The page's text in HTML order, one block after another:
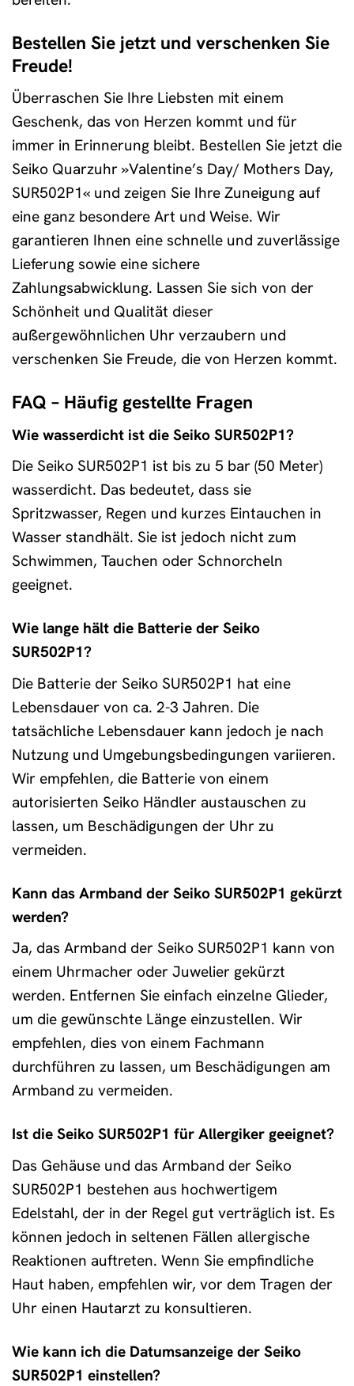
Bestellen Sie jetzt und verschenken Sie
Freude!
Überraschen Sie Ihre Liebsten mit einem
Geschenk, das von Herzen kommt und für
immer in Erinnerung bleibt. Bestellen Sie jetzt die
Seiko Quarzuhr »Valentine’s Day/ Mothers Day,
SUR502P1« und zeigen Sie Ihre Zuneigung auf
eine ganz besondere Art und Weise. Wir
garantieren Ihnen eine schnelle und zuverlässige
Lieferung sowie eine sichere
Zahlungsabwicklung. Lassen Sie sich von der
Schönheit und Qualität dieser
außergewöhnlichen Uhr verzaubern und
verschenken Sie Freude, die von Herzen kommt.
FAQ – Häufig gestellte Fragen
Wie wasserdicht ist die Seiko SUR502P1?
Die Seiko SUR502P1 ist bis zu 5 bar (50 Meter)
wasserdicht. Das bedeutet, dass sie
Spritzwasser, Regen und kurzes Eintauchen in
Wasser standhält. Sie ist jedoch nicht zum
Schwimmen, Tauchen oder Schnorcheln
geeignet.
Wie lange hält die Batterie der Seiko
SUR502P1?
Die Batterie der Seiko SUR502P1 hat eine
Lebensdauer von ca. 2-3 Jahren. Die
tatsächliche Lebensdauer kann jedoch je nach
Nutzung und Umgebungsbedingungen variieren.
Wir empfehlen, die Batterie von einem
autorisierten Seiko Händler austauschen zu
lassen, um Beschädigungen der Uhr zu
vermeiden.
Kann das Armband der Seiko SUR502P1 gekürzt
werden?
Ja, das Armband der Seiko SUR502P1 kann von
einem Uhrmacher oder Juwelier gekürzt
werden. Entfernen Sie einfach einzelne Glieder,
um die gewünschte Länge einzustellen. Wir
empfehlen, dies von einem Fachmann
durchführen zu lassen, um Beschädigungen am
Armband zu vermeiden.
Ist die Seiko SUR502P1 für Allergiker geeignet?
Das Gehäuse und das Armband der Seiko
SUR502P1 bestehen aus hochwertigem
Edelstahl, der in der Regel gut verträglich ist. Es
können jedoch in seltenen Fällen allergische
Reaktionen auftreten. Wenn Sie empfindliche
Haut haben, empfehlen wir, vor dem Tragen der
Uhr einen Hautarzt zu konsultieren.
Wie kann ich die Datumsanzeige der Seiko
SUR502P1 einstellen?